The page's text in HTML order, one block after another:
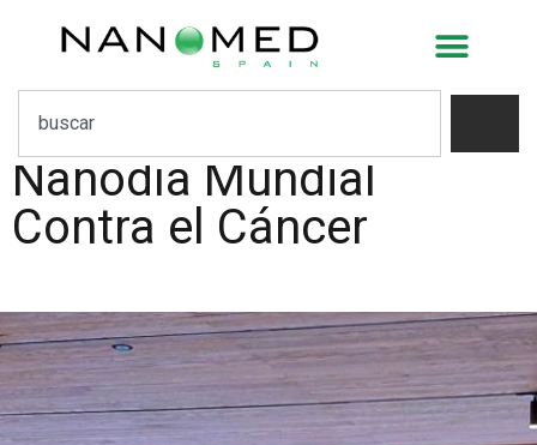
Expertos destacan el
papel de la
nanomedicina en el
Nanodía Mundial
Contra el Cáncer